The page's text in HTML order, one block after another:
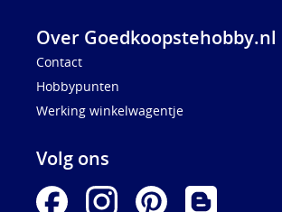
Over Goedkoopstehobby.nl
Contact
Hobbypunten
Werking winkelwagentje
Volg ons